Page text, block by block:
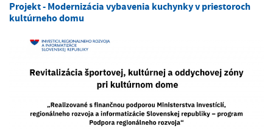
Projekt - Modernizácia vybavenia kuchynky v priestoroch
kultúrneho domu